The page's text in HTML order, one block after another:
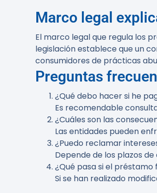
Marco legal
El marco legal que regula los
legislación establece que un
consumidores de prácticas
Preguntas
¿Qué debo hacer si he
Es recomendable
¿Cuáles son las
Las entidades pueden
¿Puedo reclamar
Depende de los plazos
¿Qué pasa si el préstamo
Si se han realizado